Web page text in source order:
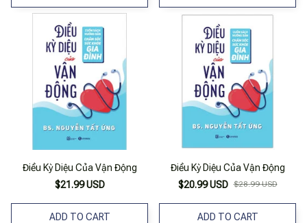
Điều Kỳ Diệu Của Vận Động
$21.99 USD
ADD TO CART
Điều Kỳ Diệu Của Vận Động
$20.99 USD $28.99 USD
ADD TO CART